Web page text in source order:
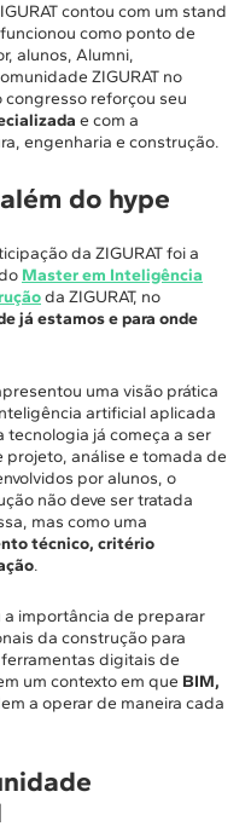
contou com um stand
como ponto de
alunos, Alumni,
ZIGURAT no
reforçou seu
e com a
engenharia e construção.
do hype
da ZIGURAT foi a
Master em Inteligência
da ZIGURAT, no
já estamos e para onde
uma visão prática
artificial aplicada
tecnologia já começa a ser
projeto, análise e tomada de
por alunos, o
não deve ser tratada
mas como uma
técnico, critério
.
importância de preparar
da construção para
digitais de
um contexto em que BIM,
a operar de maneira cada